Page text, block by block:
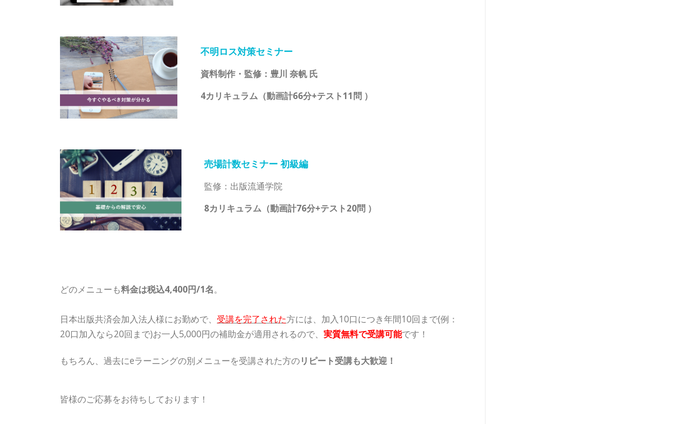
不明ロス対策セミナー
資料制作・監修：豊川 奈帆 氏
4カリキュラム（動画計66分+テスト11問 ）
売場計数セミナー 初級編
監修：出版流通学院
8カリキュラム（動画計76分+テスト20問 ）
どのメニューも料金は税込4,400円/1名。
日本出版共済会加入法人様にお勤めで、 受講を完了された方には、 加入10口につき年間10回まで(例：
20口加入なら20回まで)お一人5,000円の補助金が適用されるので、 実質無料で受講可能です！
もちろん、過去にeラーニングの別メニューを受講された方のリピート受講も大歓迎！
皆様のご応募をお待ちしております！